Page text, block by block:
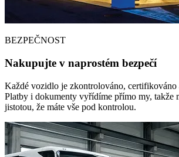
BEZPEČNOST
Nakupujte v naprostém bezpečí
Každé vozidlo je zkontrolováno, certifikováno
Platby i dokumenty vyřídíme přímo my, takže
jistotou, že máte vše pod kontrolou.